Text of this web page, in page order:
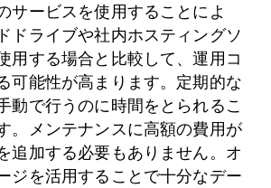
サービスを使用することによ
ドライブや社内ホスティングソ
用する場合と比較して、運用コ
可能性が高まります。定期的な
動で行うのに時間をとられるこ
。メンテナンスに高額の費用が
追加する必要もありません。オ
ジを活用することで十分なデー